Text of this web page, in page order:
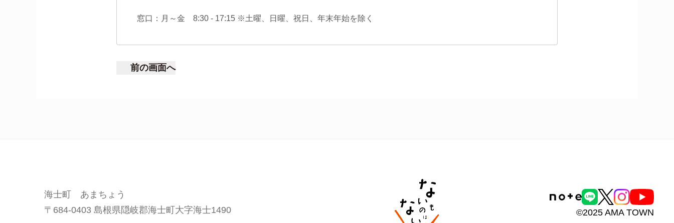
窓口：月～金 8:30 - 17:15 ※土曜、日曜、祝日、年末年始を除く
前の画面へ
海士町 あまちょう
〒684-0403 島根県隠岐郡海士町大字海士1490
©2025 AMA TOWN